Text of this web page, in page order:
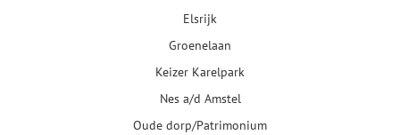
Elsrijk
Groenelaan
Keizer Karelpark
Nes a/d Amstel
Oude dorp/Patrimonium